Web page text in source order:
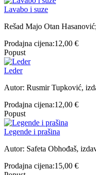
Lavabo i suze
Rešad Majo Otan
Prodajna cijena:12,00 €
Popust
Leder
Autor: Rusmir Tupković,
Prodajna cijena:12,00 €
Popust
Legende i prašina
Autor: Safeta Obhođaš,
Prodajna cijena:15,00 €